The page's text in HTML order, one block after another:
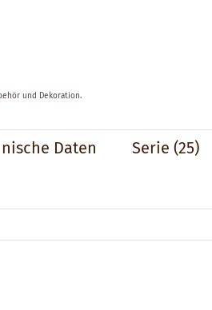
und Dekoration.
Daten Serie(25)